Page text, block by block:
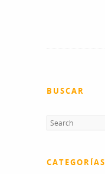
BUSCAR
CATEGORÍAS